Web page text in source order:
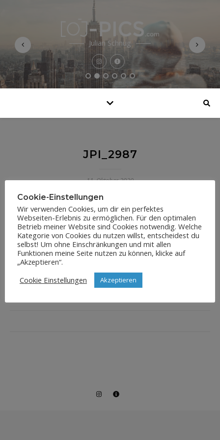
Julian Schnug
JPI_2987
11. Oktober 2020
Cookie-Einstellungen
Wir verwenden Cookies, um dir ein perfektes
Webseiten-Erlebnis zu ermöglichen. Für den optimalen
Betrieb meiner Website sind Cookies notwendig. Welche
Kategorie von Cookies du nutzen willst, entscheidest du
selbst! Um ohne Einschränkungen und mit allen
Funktionen meine Seite nutzen zu können, klicke auf
„Akzeptieren“.
Cookie Einstellungen
Akzeptieren